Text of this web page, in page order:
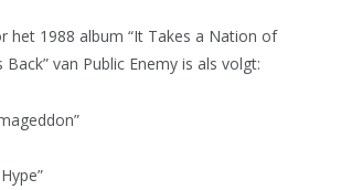
het 1988 album “It Takes a Nation of
van Public Enemy is als volgt: